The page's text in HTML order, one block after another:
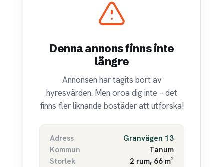
Denna annons finns inte
längre
Annonsen har tagits bort av
hyresvärden. Men oroa dig inte – det
finns fler liknande bostäder att utforska!
Adress
Granvägen 13
Kommun
Tanum
Storlek
2 rum, 66 m²